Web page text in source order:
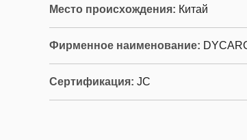
Место происхождения: Китай
Фирменное наименование:
Сертификация: JC